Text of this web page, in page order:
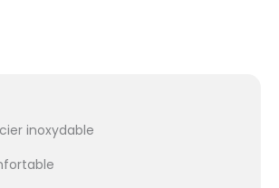
de la chaudière et
inoxydable